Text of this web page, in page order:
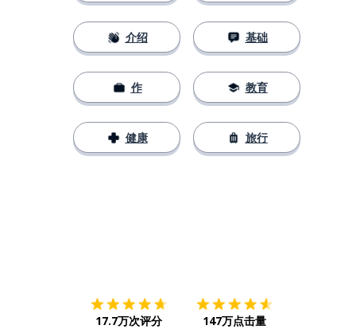
介绍
作
健康
基础
教育
旅行
17.7万次评分 147万点击量